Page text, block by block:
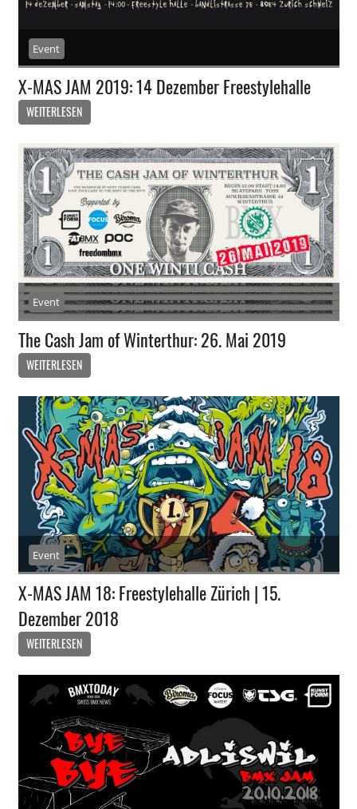
Event
X-MAS JAM 2019: 14 Dezember Freestylehalle
WEITERLESEN
Event
The Cash Jam of Winterthur: 26. Mai 2019
WEITERLESEN
Event
X-MAS JAM 18: Freestylehalle Zürich | 15.
Dezember 2018
WEITERLESEN